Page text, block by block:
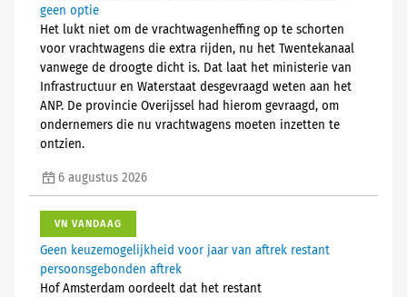
geen optie
Het lukt niet om de vrachtwagenheffing op te schorten
voor vrachtwagens die extra rijden, nu het Twentekanaal
vanwege de droogte dicht is. Dat laat het ministerie van
Infrastructuur en Waterstaat desgevraagd weten aan het
ANP. De provincie Overijssel had hierom gevraagd, om
ondernemers die nu vrachtwagens moeten inzetten te
ontzien.
6 augustus 2026
VN VANDAAG
Geen keuzemogelijkheid voor jaar van aftrek restant
persoonsgebonden aftrek
Hof Amsterdam oordeelt dat het restant